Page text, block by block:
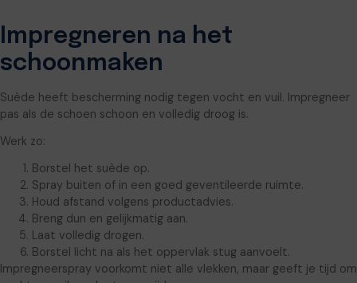
Impregneren na het
schoonmaken
Suède heeft bescherming nodig tegen vocht en vuil. Impregneer
pas als de schoen schoon en volledig droog is.
Werk zo:
Borstel het suède op.
Spray buiten of in een goed geventileerde ruimte.
Houd afstand volgens productadvies.
Breng dun en gelijkmatig aan.
Laat volledig drogen.
Borstel licht na als het oppervlak stug aanvoelt.
Impregneerspray voorkomt niet alle vlekken, maar geeft je tijd om